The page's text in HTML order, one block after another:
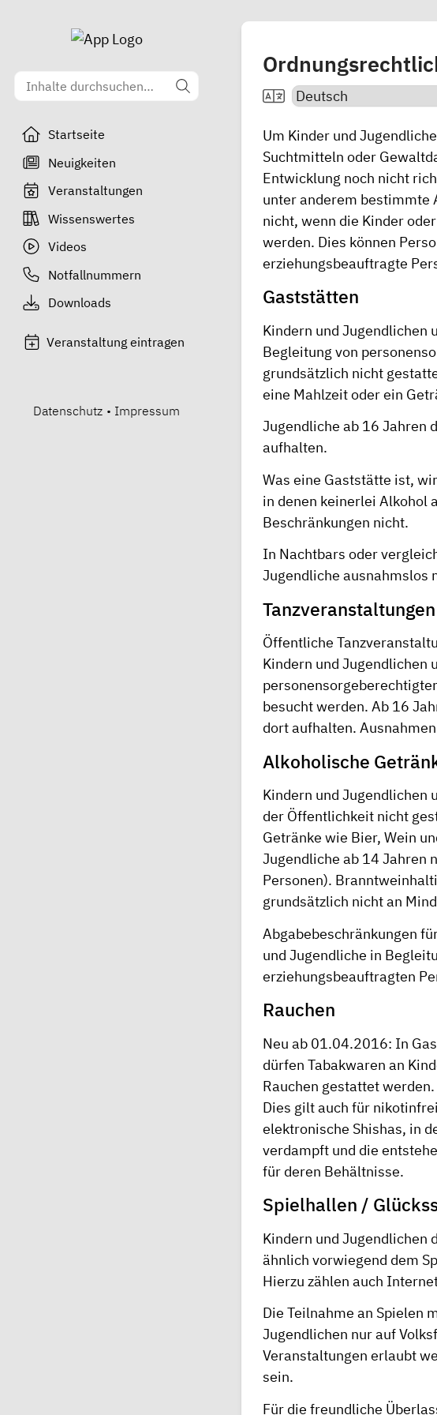
Startseite
Neuigkeiten
Veranstaltungen
Wissenswertes
Videos
Notfallnummern
Downloads
Veranstaltung eintragen
Datenschutz • Impressum
Um Kinder und
Suchtmitteln oder
Entwicklung noch nicht
unter anderem bestimmte
nicht, wenn die Kinder
werden. Dies können
erziehungsbeauftragte
Gaststätten
Kindern und Jugendlichen
Begleitung von
grundsätzlich nicht
eine Mahlzeit oder ein
Jugendliche ab 16 Jahren
aufhalten.
Was eine Gaststätte ist,
in denen keinerlei Alkohol
Beschränkungen nicht.
In Nachtbars oder
Jugendliche ausnahmslos
Tanzveranstaltungen
Öffentliche
Kindern und Jugendlichen
besucht werden. Ab 16
dort aufhalten.
Alkoholische
Kindern und Jugendlichen
der Öffentlichkeit nicht
Getränke wie Bier, Wein
Jugendliche ab 14 Jahren
Personen).
grundsätzlich nicht an
Abgabebeschränkungen
und Jugendliche in
erziehungsbeauftragten
Rauchen
Neu ab 01.04.2016: In
dürfen Tabakwaren an
Rauchen gestattet werden.
Dies gilt auch für
elektronische Shishas, in
verdampft und die
für deren Behältnisse.
Spielhallen /
Kindern und Jugendlichen
ähnlich vorwiegend dem
Hierzu zählen auch
Die Teilnahme an Spielen
Jugendlichen nur auf
Veranstaltungen erlaubt
sein.
Für die freundliche